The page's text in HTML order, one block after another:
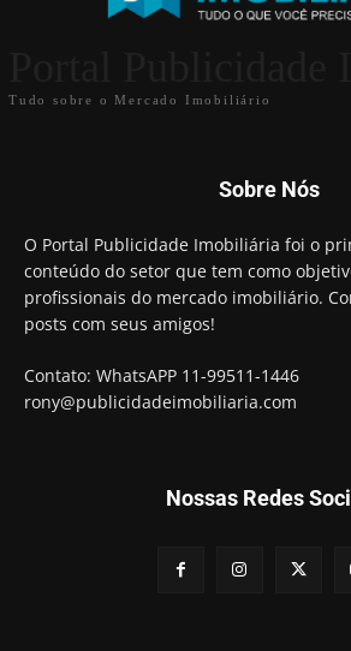
Tudo sobre o Mercado Imobiliário
Sobre Nós
O Portal Publicidade Imobiliária foi o
conteúdo do setor que tem como
profissionais do mercado imobiliário.
posts com seus amigos!
Contato: WhatsAPP 11-99511-1446
rony@publicidadeimobiliaria.com
Nossas Redes